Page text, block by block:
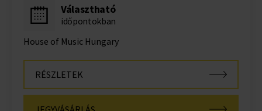
Választható
időpontokban
House of Music Hungary
RÉSZLETEK